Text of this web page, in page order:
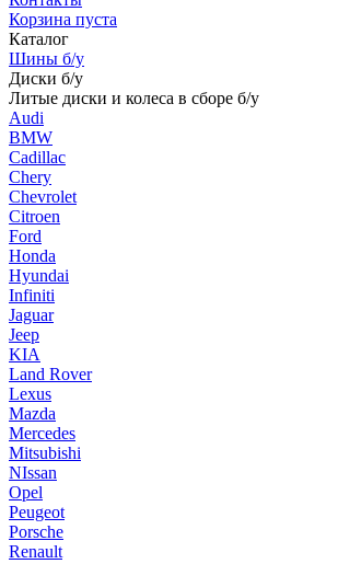
Корзина пуста
Каталог
Шины б/у
Диски б/у
Литые диски и колеса в сборе б/у
Audi
BMW
Cadillac
Chery
Chevrolet
Citroen
Ford
Honda
Hyundai
Infiniti
Jaguar
Jeep
KIA
Land Rover
Lexus
Mazda
Mercedes
Mitsubishi
NIssan
Opel
Peugeot
Porsche
Renault